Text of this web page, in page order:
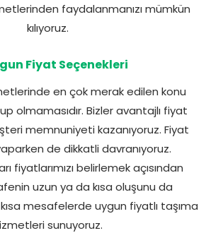
faydalanmanızı mümkün
kılıyoruz.
Fiyat Seçenekleri
en çok merak edilen konu
olmamasıdır. Bizler avantajlı fiyat
memnuniyeti kazanıyoruz. Fiyat
de dikkatli davranıyoruz.
fiyatlarımızı belirlemek açısından
uzun ya da kısa oluşunu da
mesafelerde uygun fiyatlı taşıma
sunuyoruz.